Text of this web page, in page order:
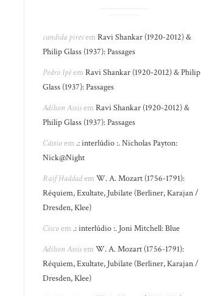
candida piresemRavi Shankar (1920-2012) &
Philip Glass (1937): Passages
Pedro IpêemRavi Shankar (1920-2012) & Philip
Glass (1937): Passages
Adilson AssisemRavi Shankar (1920-2012) &
Philip Glass (1937): Passages
Cássioem .: interlúdio :. Nicholas Payton:
Nick@Night
Raif HaddademW. A. Mozart (1756-1791):
Réquiem, Exultate, Jubilate (Berliner, Karajan /
Dresden, Klee)
Ciscoem .: interlúdio :. Joni Mitchell: Blue
Adilson AssisemW. A. Mozart (1756-1791):
Réquiem, Exultate, Jubilate (Berliner, Karajan /
Dresden, Klee)